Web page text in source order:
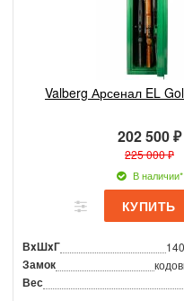
Тип покрытия
Внутренняя отделка
Место установки
Страна производитель
Гарантия на сейф
Гарантия на замок
Valberg Арсенал EL
202 500 ₽
225 000 ₽
В наличии*
ВxШxГ
Замок
Вес